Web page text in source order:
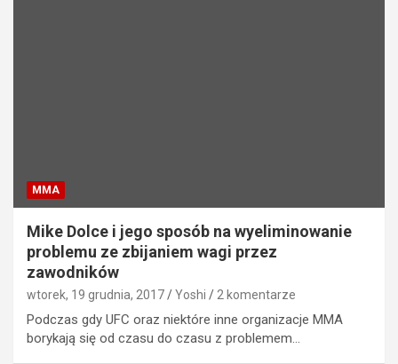
MMA
Mike Dolce i jego sposób na wyeliminowanie
problemu ze zbijaniem wagi przez
zawodników
wtorek, 19 grudnia, 2017 Yoshi 2 komentarze
Podczas gdy UFC oraz niektóre inne organizacje MMA
borykają się od czasu do czasu z problemem…